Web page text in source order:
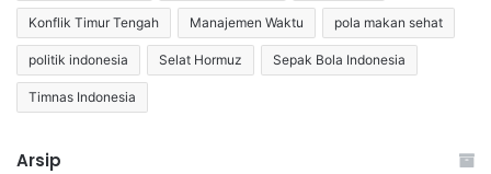
Konflik Timur Tengah Manajemen Waktu pola makan sehat
politik indonesia Selat Hormuz Sepak Bola Indonesia
Timnas Indonesia
Arsip